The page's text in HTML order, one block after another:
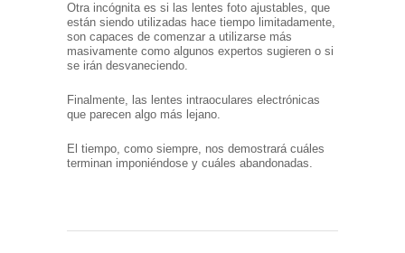
Otra incógnita es si las lentes foto ajustables, que
están siendo utilizadas hace tiempo limitadamente,
son capaces de comenzar a utilizarse más
masivamente como algunos expertos sugieren o si
se irán desvaneciendo.
Finalmente, las lentes intraoculares electrónicas
que parecen algo más lejano.
El tiempo, como siempre, nos demostrará cuáles
terminan imponiéndose y cuáles abandonadas.